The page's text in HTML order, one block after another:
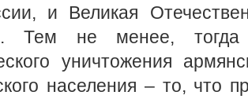
и Великая
Тем не менее, тогда
уничтожения
населения – то, что